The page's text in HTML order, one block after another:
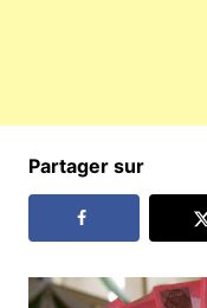
Partager sur